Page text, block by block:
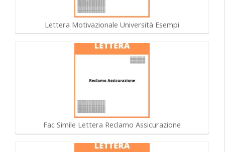
Lettera Motivazionale Università Esempi
Fac Simile Lettera Reclamo Assicurazione